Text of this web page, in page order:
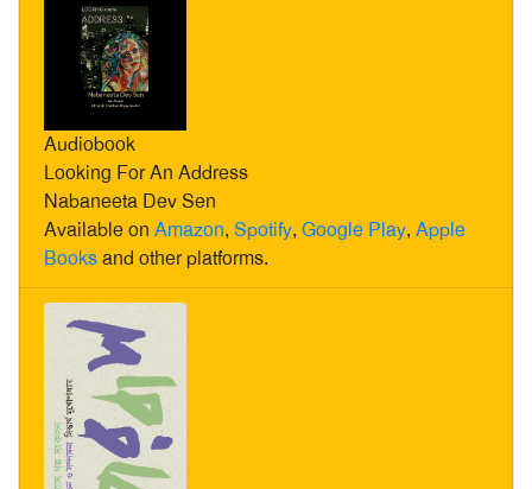
Audiobook
Looking For An Address
Nabaneeta Dev Sen
Available on Amazon, Spotify, Google Play, Apple
Booksand other platforms.